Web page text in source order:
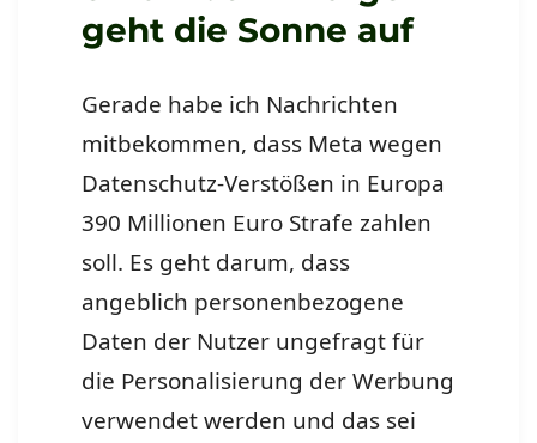
geht die Sonne auf
Gerade habe ich Nachrichten
mitbekommen, dass Meta wegen
Datenschutz-Verstößen in Europa
390 Millionen Euro Strafe zahlen
soll. Es geht darum, dass
angeblich personenbezogene
Daten der Nutzer ungefragt für
die Personalisierung der Werbung
verwendet werden und das sei